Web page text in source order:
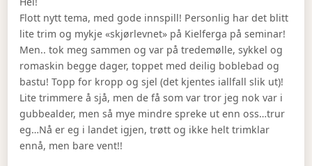
Flott nytt tema, med gode innspill! Personlig har det blitt
lite trim og mykje «skjørlevnet» på Kielferga på seminar!
Men.. tok meg sammen og var på tredemølle, sykkel og
romaskin begge dager, toppet med deilig boblebad og
bastu! Topp for kropp og sjel (det kjentes iallfall slik ut)!
Lite trimmere å sjå, men de få som var tror jeg nok var i
gubbealder, men så mye mindre spreke ut enn oss…trur
eg…Nå er eg i landet igjen, trøtt og ikke helt trimklar
ennå, men bare vent!!